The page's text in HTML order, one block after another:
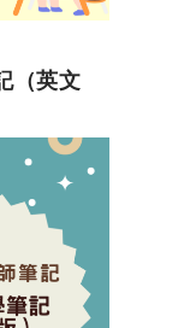
（英文